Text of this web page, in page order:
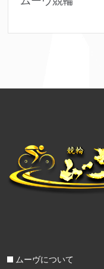
ムーヴについて